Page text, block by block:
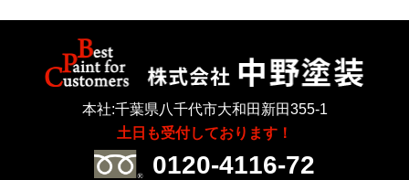
本社:千葉県八千代市大和田新田355-1
土日も受付しております！
0120-4116-72